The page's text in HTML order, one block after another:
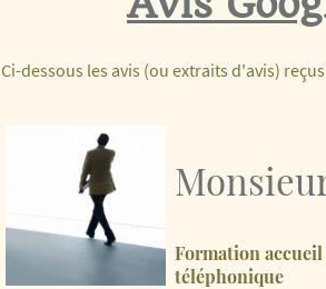
Ci-dessous les avis (ou extraits d'avis)
Formation
téléphonique